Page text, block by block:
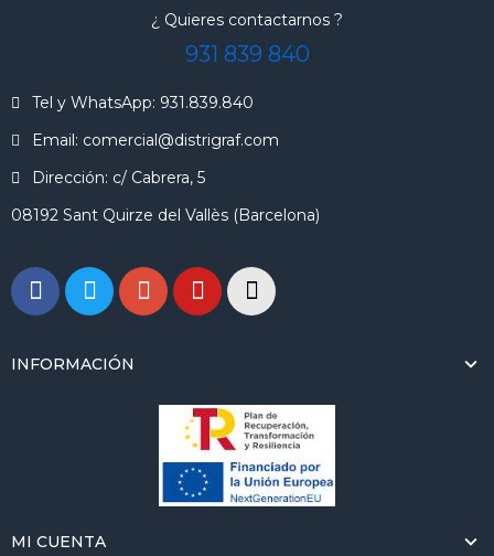
¿ Quieres contactarnos ?
931 839 840
Tel y WhatsApp: 931.839.840
Email: comercial@distrigraf.com
Dirección: c/ Cabrera, 5
08192 Sant Quirze del Vallès (Barcelona)
INFORMACIÓN
MI CUENTA